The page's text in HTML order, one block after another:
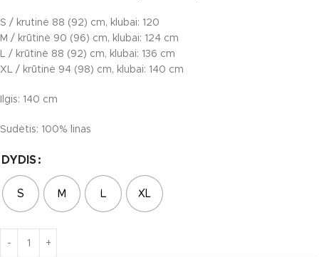
S / krutinė 88 (92) cm, klubai: 120
M / krūtinė 90 (96) cm, klubai: 124 cm
L / krūtinė 88 (92) cm, klubai: 136 cm
XL / krūtinė 94 (98) cm, klubai: 140 cm
Ilgis: 140 cm
Sudėtis: 100% linas
DYDIS
S M L XL